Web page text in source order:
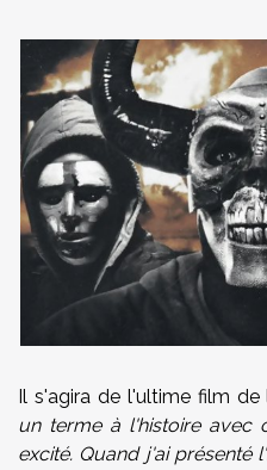
Il s'agira de l'ultime film de
un terme à l'histoire avec
excité. Quand j'ai présenté